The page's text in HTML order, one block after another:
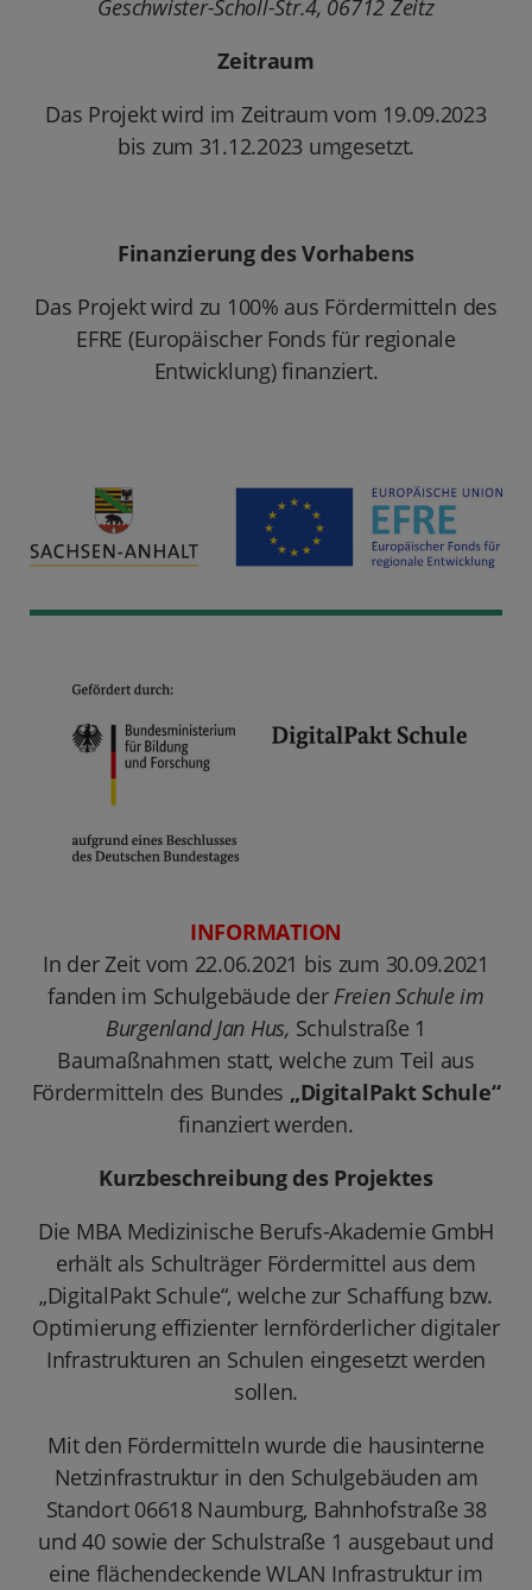
Geschwister-Scholl-Str.4, 06712 Zeitz
Zeitraum
Das Projekt wird im Zeitraum vom 19.09.2023
bis zum 31.12.2023 umgesetzt.
Finanzierung des Vorhabens
Das Projekt wird zu 100% aus Fördermitteln des
EFRE (Europäischer Fonds für regionale
Entwicklung) finanziert.
INFORMATION
In der Zeit vom 22.06.2021 bis zum 30.09.2021
fanden im Schulgebäude der Freien Schule im
Burgenland Jan Hus, Schulstraße 1
Baumaßnahmen statt, welche zum Teil aus
Fördermitteln des Bundes „DigitalPakt Schule“
finanziert werden.
Kurzbeschreibung des Projektes
Die MBA Medizinische Berufs-Akademie GmbH
erhält als Schulträger Fördermittel aus dem
„DigitalPakt Schule“, welche zur Schaffung bzw.
Optimierung effizienter lernförderlicher digitaler
Infrastrukturen an Schulen eingesetzt werden
sollen.
Mit den Fördermitteln wurde die hausinterne
Netzinfrastruktur in den Schulgebäuden am
Standort 06618 Naumburg, Bahnhofstraße 38
und 40 sowie der Schulstraße 1 ausgebaut und
eine flächendeckende WLAN Infrastruktur im